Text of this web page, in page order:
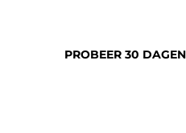
PROBEER 30